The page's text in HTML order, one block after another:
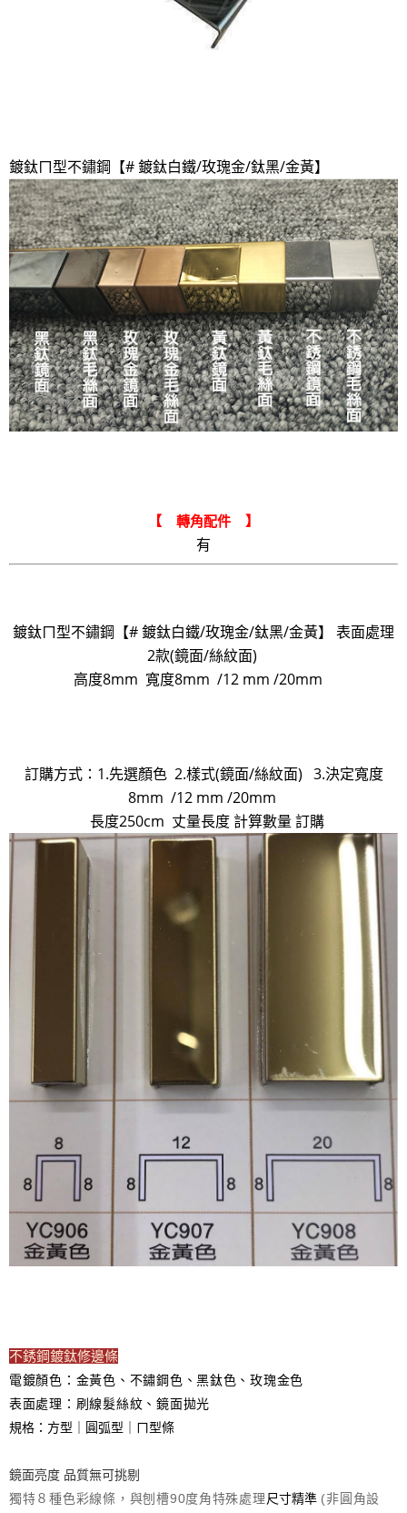
鍍鈦ㄇ型不鏽鋼【# 鍍鈦白鐵/玫瑰金/鈦黑/金黃】
【 轉角配件 】
有
鍍鈦ㄇ型不鏽鋼【# 鍍鈦白鐵/玫瑰金/鈦黑/金黃】 表面處理
2款(鏡面/絲紋面)
高度8mm 寬度8mm /12 mm /20mm
訂購方式：1.先選顏色 2.樣式(鏡面/絲紋面) 3.決定寬度
8mm /12 mm /20mm
長度250cm 丈量長度 計算數量 訂購
不銹鋼鍍鈦修邊條
電鍍顏色：金黃色、不鏽鋼色、黑鈦色、玫瑰金色
表面處理：刷線髮絲紋、鏡面拋光
規格：方型｜圓弧型｜ㄇ型條
鏡面亮度 品質無可挑剔
獨特８種色彩線條，與刨槽90度角特殊處理尺寸精準(非圓角設